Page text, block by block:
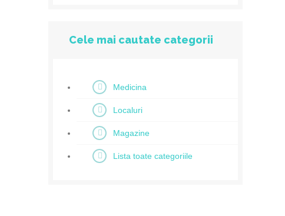
Cele mai cautate categorii
Medicina
Localuri
Magazine
Lista toate categoriile